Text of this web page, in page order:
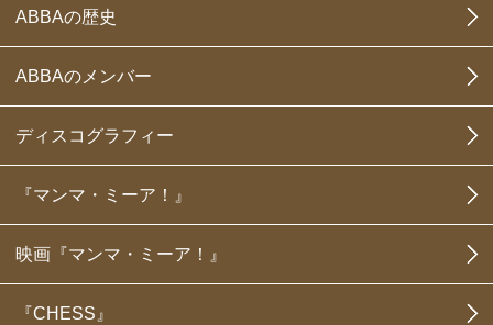
ABBAの歴史
ABBAのメンバー
ディスコグラフィー
『マンマ・ミーア！』
映画『マンマ・ミーア！』
『CHESS』